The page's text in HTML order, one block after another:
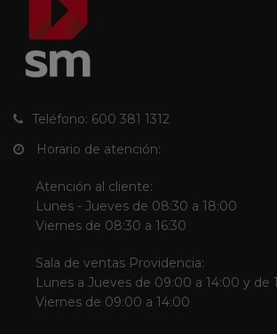
Teléfono: 600 381 1312
Horario de atención:
Atención al cliente:
Lunes - Jueves de 08:30 a 18:00
Viernes de 08:30 a 16:30
Sala de ventas Providencia:
Lunes a Jueves de 09:00 a 14:00 y de
Viernes de 09:00 a 14:00